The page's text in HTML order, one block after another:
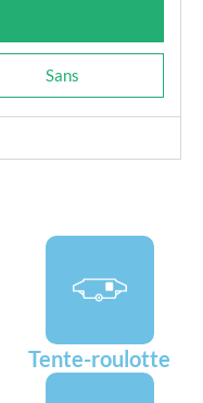
Sans
Tente-roulotte